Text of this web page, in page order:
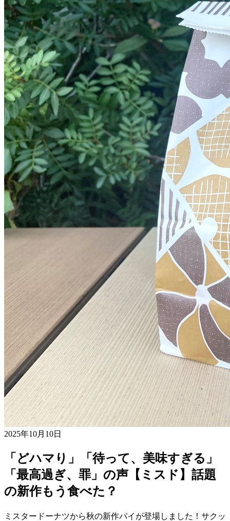
2025年10月10日
「どハマり」「待って、美味すぎる」
「最高過ぎ、罪」の声【ミスド】話題
の新作もう食べた？
ミスタードーナツから秋の新作パイが登場しました！サクッ